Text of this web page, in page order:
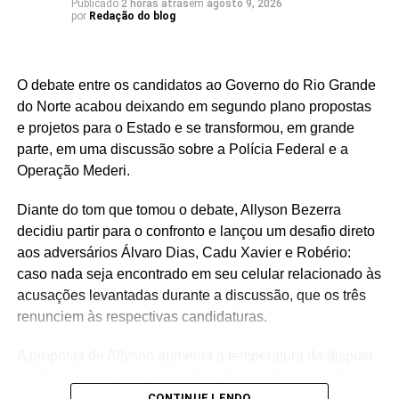
Publicado 2 horas atrásem agosto 9, 2026
por Redação do blog
O debate entre os candidatos ao Governo do Rio Grande
do Norte acabou deixando em segundo plano propostas
e projetos para o Estado e se transformou, em grande
parte, em uma discussão sobre a Polícia Federal e a
Operação Mederi.
Diante do tom que tomou o debate, Allyson Bezerra
decidiu partir para o confronto e lançou um desafio direto
aos adversários Álvaro Dias, Cadu Xavier e Robério:
caso nada seja encontrado em seu celular relacionado às
acusações levantadas durante a discussão, que os três
renunciem às respectivas candidaturas.